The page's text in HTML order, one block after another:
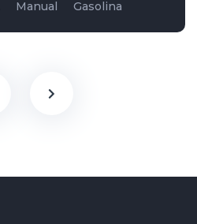
Manual
Gasolina